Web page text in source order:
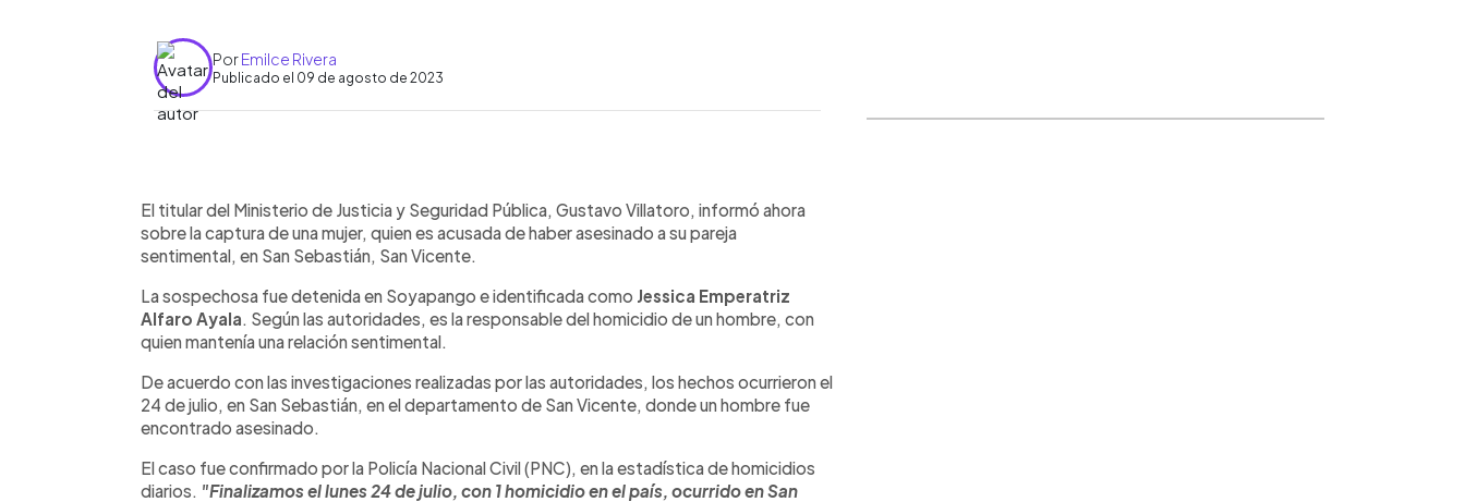
PorEmilce Rivera
Publicado el 09 de agosto de 2023
► Escuchar artículo
El titular del Ministerio de Justicia y Seguridad Pública, Gustavo Villatoro, informó ahora
sobre la captura de una mujer, quien es acusada de haber asesinado a su pareja
sentimental, en San Sebastián, San Vicente.
La sospechosa fue detenida en Soyapango e identificada como Jessica Emperatriz
Alfaro Ayala. Según las autoridades, es la responsable del homicidio de un hombre, con
quien mantenía una relación sentimental.
De acuerdo con las investigaciones realizadas por las autoridades, los hechos ocurrieron el
24 de julio, en San Sebastián, en el departamento de San Vicente, donde un hombre fue
encontrado asesinado.
El caso fue confirmado por la Policía Nacional Civil (PNC), en la estadística de homicidios
diarios. "Finalizamos el lunes 24 de julio, con 1 homicidio en el país, ocurrido en San